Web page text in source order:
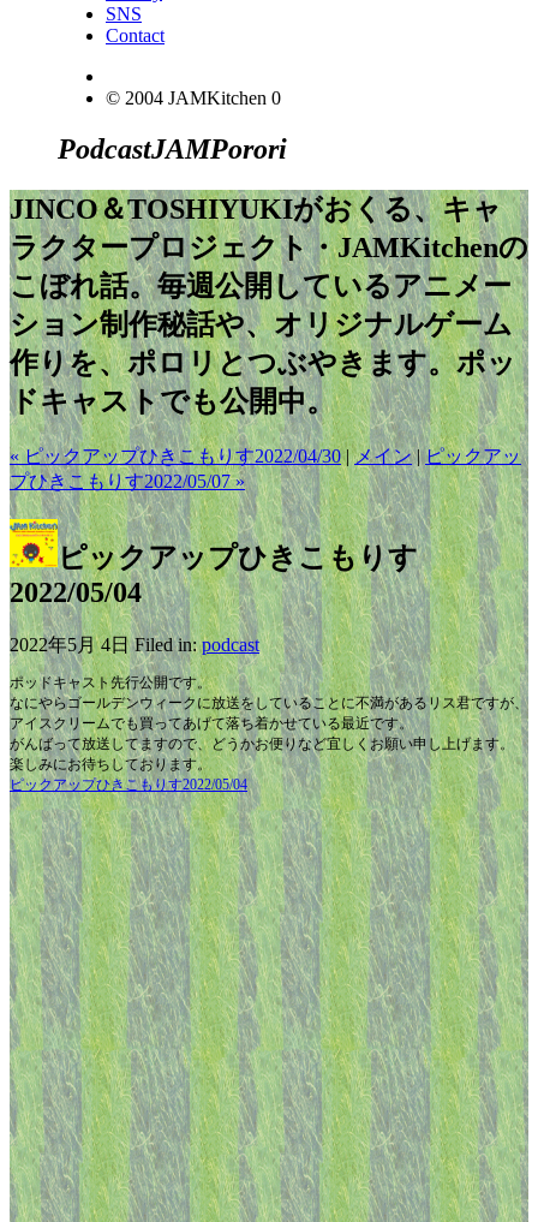
SNS
Contact
© 2004 JAMKitchen 0
PodcastJAMPorori
JINCO＆TOSHIYUKIがおくる、キャ
ラクタープロジェクト・JAMKitchenの
こぼれ話。毎週公開しているアニメー
ション制作秘話や、オリジナルゲーム
作りを、ポロリとつぶやきます。ポッ
ドキャストでも公開中。
« ピックアップひきこもりす2022/04/30|メイン|ピックアッ
プひきこもりす2022/05/07 »
ピックアップひきこもりす
2022/05/04
2022年5月 4日 Filed in:podcast
ポッドキャスト先行公開です。
なにやらゴールデンウィークに放送をしていることに不満があるリス君ですが、
アイスクリームでも買ってあげて落ち着かせている最近です。
がんばって放送してますので、どうかお便りなど宜しくお願い申し上げます。
楽しみにお待ちしております。
ピックアップひきこもりす2022/05/04